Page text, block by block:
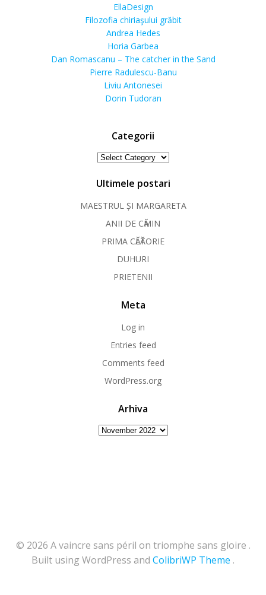
EllaDesign
Filozofia chiriaşului grăbit
Andrea Hedes
Horia Garbea
Dan Romascanu – The catcher in the Sand
Pierre Radulescu-Banu
Liviu Antonesei
Dorin Tudoran
Categorii
Categorii
Ultimele postari
MAESTRUL ȘI MARGARETA
ANII DE CӐMIN
PRIMA CӐLӐTORIE
DUHURI
PRIETENII
Meta
Log in
Entries feed
Comments feed
WordPress.org
Arhiva
Arhiva
© 2026 A vaincre sans péril on triomphe sans gloire .
Built using WordPress and ColibriWP Theme .